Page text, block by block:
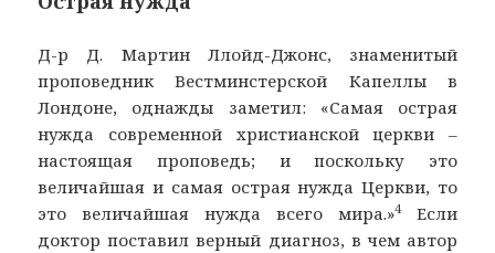
Д-р Д. Мартин Ллойд-Джонс, знаменитый
проповедник Вестминстерской Капеллы в
Лондоне, однажды заметил: «Самая острая
нужда современной христианской церкви –
настоящая проповедь; и поскольку это
величайшая и самая острая нужда Церкви, то
это величайшая нужда всего мира.»4Если
доктор поставил верный диагноз, в чем автор